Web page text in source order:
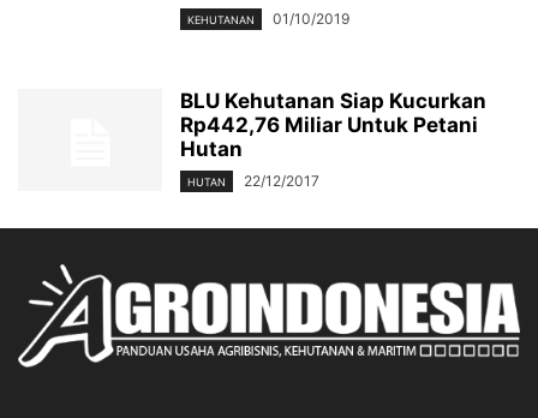
KEHUTANAN 01/10/2019
BLU Kehutanan Siap Kucurkan
Rp442,76 Miliar Untuk Petani
Hutan
HUTAN 22/12/2017